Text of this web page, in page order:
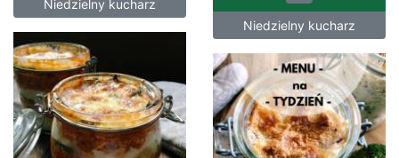
Niedzielny kucharz
Niedzielny kucharz